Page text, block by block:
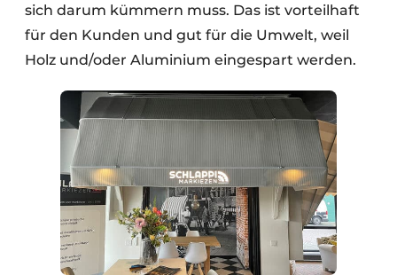
sich darum kümmern muss. Das ist vorteilhaft
für den Kunden und gut für die Umwelt, weil
Holz und/oder Aluminium eingespart werden.